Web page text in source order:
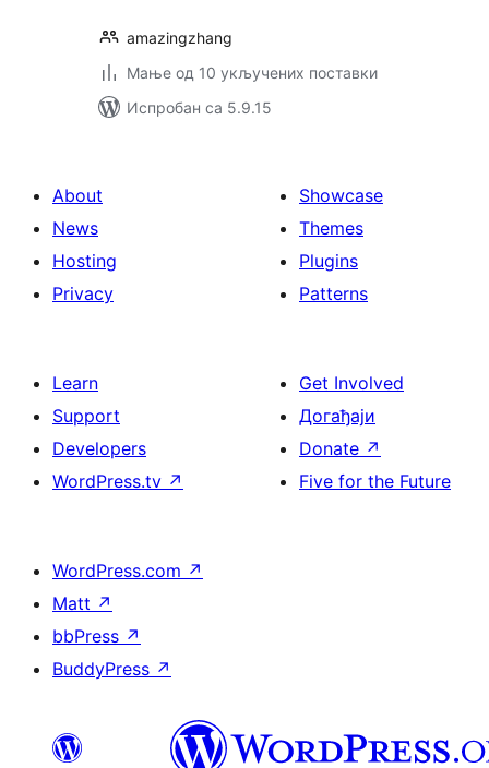
amazingzhang
Мање од 10 укључених поставки
Испробан са 5.9.15
About
News
Hosting
Privacy
Showcase
Themes
Plugins
Patterns
Learn
Support
Developers
WordPress.tv ↗
Get Involved
Догађаји
Donate ↗
Five for the Future
WordPress.com ↗
Matt ↗
bbPress ↗
BuddyPress ↗